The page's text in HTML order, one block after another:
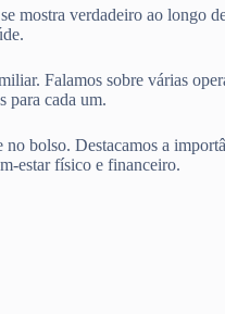
mostra verdadeiro ao longo
Falamos sobre
para cada um.
bolso. Destacamos a
estar físico e financeiro.